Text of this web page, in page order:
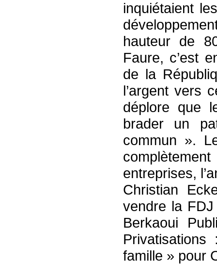
inquiétaient
hauteur de
Faure, c’est
de la
l’argent vers
déplore que
brader un
commun ».
entreprises,
Christian
vendre la
Berkaoui
famille » pour